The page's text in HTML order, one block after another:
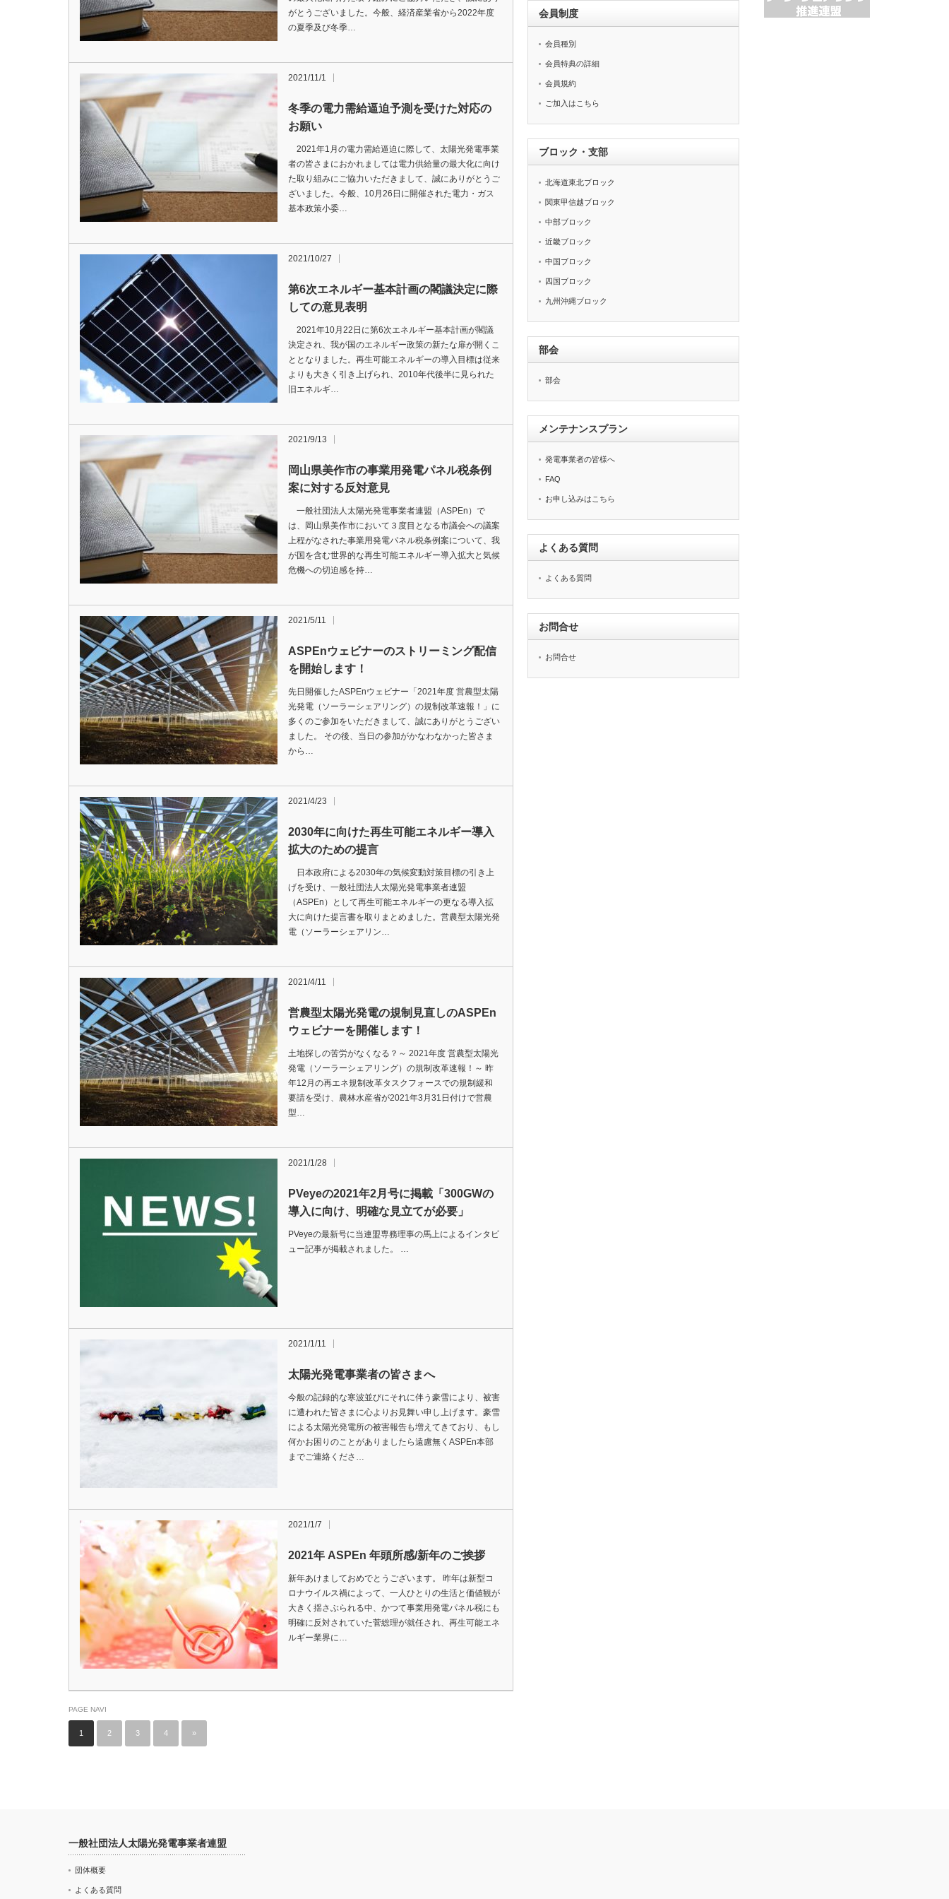
がとうございました。今般、経済産業省から2022年度
の夏季及び冬季…
2021/11/1
冬季の電力需給逼迫予測を受けた対応の
お願い
2021年1月の電力需給逼迫に際して、太陽光発電事業
者の皆さまにおかれましては電力供給量の最大化に向け
た取り組みにご協力いただきまして、誠にありがとうご
ざいました。今般、10月26日に開催された電力・ガス
基本政策小委…
2021/10/27
第6次エネルギー基本計画の閣議決定に際
しての意見表明
2021年10月22日に第6次エネルギー基本計画が閣議
決定され、我が国のエネルギー政策の新たな扉が開くこ
ととなりました。再生可能エネルギーの導入目標は従来
よりも大きく引き上げられ、2010年代後半に見られた
旧エネルギ…
2021/9/13
岡山県美作市の事業用発電パネル税条例
案に対する反対意見
一般社団法人太陽光発電事業者連盟（ASPEn）で
は、岡山県美作市において３度目となる市議会への議案
上程がなされた事業用発電パネル税条例案について、我
が国を含む世界的な再生可能エネルギー導入拡大と気候
危機への切迫感を持…
2021/5/11
ASPEnウェビナーのストリーミング配信
を開始します！
先日開催したASPEnウェビナー「2021年度 営農型太陽
光発電（ソーラーシェアリング）の規制改革速報！」に
多くのご参加をいただきまして、誠にありがとうござい
ました。 その後、当日の参加がかなわなかった皆さま
から…
2021/4/23
2030年に向けた再生可能エネルギー導入
拡大のための提言
日本政府による2030年の気候変動対策目標の引き上
げを受け、一般社団法人太陽光発電事業者連盟
（ASPEn）として再生可能エネルギーの更なる導入拡
大に向けた提言書を取りまとめました。営農型太陽光発
電（ソーラーシェアリン…
2021/4/11
営農型太陽光発電の規制見直しのASPEn
ウェビナーを開催します！
土地探しの苦労がなくなる？～ 2021年度 営農型太陽光
発電（ソーラーシェアリング）の規制改革速報！～ 昨
年12月の再エネ規制改革タスクフォースでの規制緩和
要請を受け、農林水産省が2021年3月31日付けで営農
型…
2021/1/28
PVeyeの2021年2月号に掲載「300GWの
導入に向け、明確な見立てが必要」
PVeyeの最新号に当連盟専務理事の馬上によるインタビ
ュー記事が掲載されました。 …
2021/1/11
太陽光発電事業者の皆さまへ
今般の記録的な寒波並びにそれに伴う豪雪により、被害
に遭われた皆さまに心よりお見舞い申し上げます。豪雪
による太陽光発電所の被害報告も増えてきており、もし
何かお困りのことがありましたら遠慮無くASPEn本部
までご連絡くださ…
2021/1/7
2021年 ASPEn 年頭所感/新年のご挨拶
新年あけましておめでとうございます。 昨年は新型コ
ロナウイルス禍によって、一人ひとりの生活と価値観が
大きく揺さぶられる中、かつて事業用発電パネル税にも
明確に反対されていた菅総理が就任され、再生可能エネ
ルギー業界に…
PAGE NAVI
1 2 3 4 »
会員制度
会員種別
会員特典の詳細
会員規約
ご加入はこちら
ブロック・支部
北海道東北ブロック
関東甲信越ブロック
中部ブロック
近畿ブロック
中国ブロック
四国ブロック
九州沖縄ブロック
部会
部会
メンテナンスプラン
発電事業者の皆様へ
FAQ
お申し込みはこちら
よくある質問
よくある質問
お問合せ
お問合せ
一般社団法人太陽光発電事業者連盟
団体概要
よくある質問